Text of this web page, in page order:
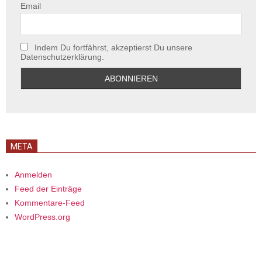
Email
Indem Du fortfährst, akzeptierst Du unsere
Datenschutzerklärung.
META
Anmelden
Feed der Einträge
Kommentare-Feed
WordPress.org